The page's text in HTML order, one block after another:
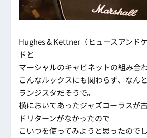
Hughes & Kettner（ヒュースアンド
ドと
マーシャルのキャビネットの組み合
こんなルックスにも関わらず、なん
ランジスタだそうで。
横においてあったジャズコーラスが
ドリターンがなかったので
こいつを使ってみようと思ったのでし